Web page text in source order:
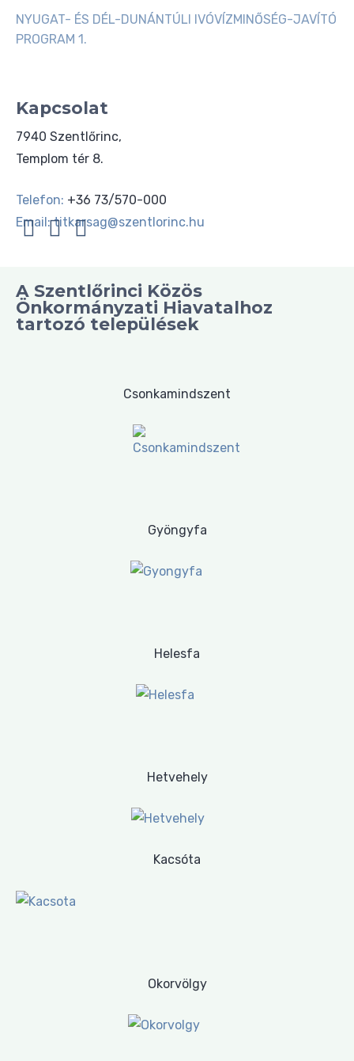
NYUGAT- ÉS DÉL-DUNÁNTÚLI IVÓVÍZMINŐSÉG-JAVÍTÓ
PROGRAM 1.
Kapcsolat
7940 Szentlőrinc,
Templom tér 8.
Telefon: +36 73/570-000
Email: titkarsag@szentlorinc.hu
A Szentlőrinci Közös
Önkormányzati Hiavatalhoz
tartozó települések
Csonkamindszent
Gyöngyfa
Helesfa
Hetvehely
Kacsóta
Okorvölgy